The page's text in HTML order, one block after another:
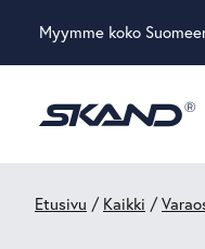
Myymme koko
Etusivu / Kaikki /